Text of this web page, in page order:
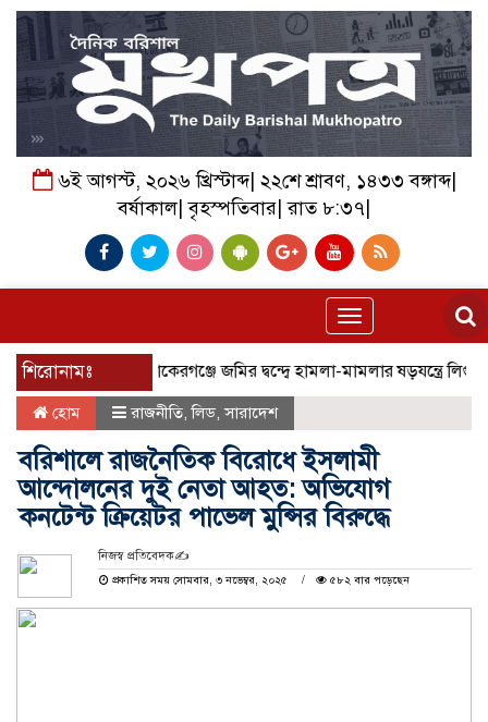
৬ই আগস্ট, ২০২৬ খ্রিস্টাব্দ| ২২শে শ্রাবণ, ১৪৩৩ বঙ্গাব্দ|
বর্ষাকাল| বৃহস্পতিবার| রাত ৮:৩৭|
Toggle
navigation
শিরোনামঃ বাকেরগঞ্জে জমির দ্বন্দ্বে হামলা-মামলার ষড়যন্ত্রে লিপ্ত
হোম রাজনীতি,লিড,সারাদেশ
বরিশালে রাজনৈতিক বিরোধে ইসলামী
আন্দোলনের দুই নেতা আহত: অভিযোগ
কনটেন্ট ক্রিয়েটর পাভেল মুন্সির বিরুদ্ধে
নিজস্ব প্রতিবেদক✍️
প্রকাশিত সময় সোমবার, ৩ নভেম্বর, ২০২৫
৫৮২ বার পড়েছেন